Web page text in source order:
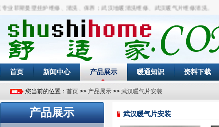
斯曼壁挂炉维修、清洗、保养；武汉地暖清洗维修、武汉暖气片维修清洗。
首页 新闻中心 产品展示 暖通知识 资料下载
您当前的位置： 首页 >> 产品展示 >> 武汉暖气片安装
产品展示 武汉暖气片安装